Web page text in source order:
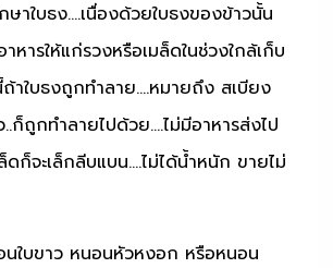
าใบธง….เนื่องด้วยใบธงของข้าวนั้น
หารให้แก่รวงหรือเมล็ดในช่วงใกล้เก็บ
นี้ถ้าใบธงถูกทำลาย….หมายถึง สเบียง
ก็ถูกทำลายไปด้วย….ไม่มีอาหารส่งไป
ดก็จะเล็กลีบแบน….ไม่ได้น้ำหนัก ขายไม่
ใบขาว หนอนหัวหงอก หรือหนอน